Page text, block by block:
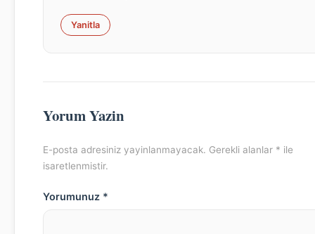
Yanitla
Yorum Yazin
E-posta adresiniz yayinlanmayacak. Gerekli alanlar * ile
isaretlenmistir.
Yorumunuz *